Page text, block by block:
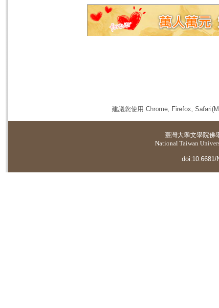
建議您使用 Chrome, Firefox,
臺灣大學文學院佛
National Taiwan
doi:10.6681/